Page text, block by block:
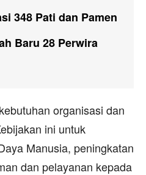
348 Pati dan Pamen
Baru 28 Perwira
organisasi dan
ini untuk
Manusia, peningkatan
dan pelayanan kepada